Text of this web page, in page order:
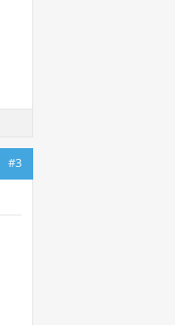
#3